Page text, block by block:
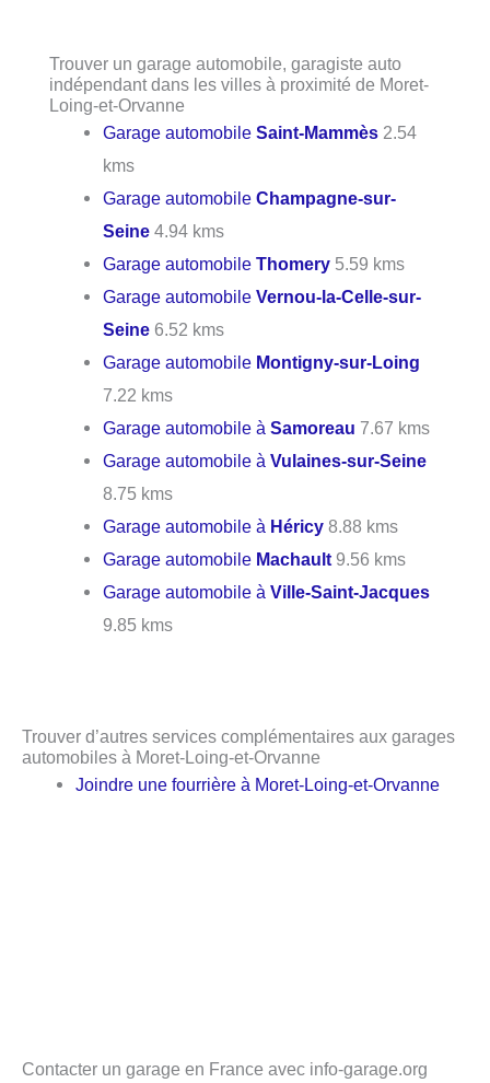
Trouver un garage automobile, garagiste auto
indépendant dans les villes à proximité de Moret-
Loing-et-Orvanne
Garage automobileSaint-Mammès 2.54
kms
Garage automobileChampagne-sur-
Seine 4.94 kms
Garage automobileThomery 5.59 kms
Garage automobileVernou-la-Celle-sur-
Seine 6.52 kms
Garage automobile Montigny-sur-Loing
7.22 kms
Garage automobile àSamoreau 7.67 kms
Garage automobile àVulaines-sur-Seine
8.75 kms
Garage automobile à Héricy 8.88 kms
Garage automobile Machault 9.56 kms
Garage automobile àVille-Saint-Jacques
9.85 kms
Trouver d’autres services complémentaires aux garages
automobiles à Moret-Loing-et-Orvanne
Joindre une fourrière à Moret-Loing-et-Orvanne
Contacter un garage en France avec info-garage.org